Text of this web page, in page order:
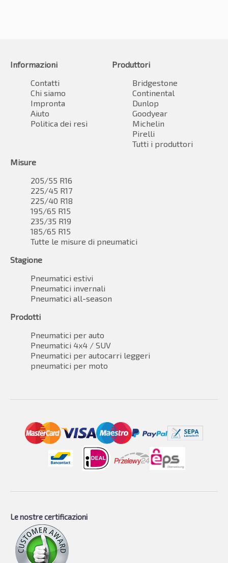
Informazioni
Contatti
Chi siamo
Impronta
Aiuto
Politica dei resi
Produttori
Bridgestone
Continental
Dunlop
Goodyear
Michelin
Pirelli
Tutti i produttori
Misure
205/55 R16
225/45 R17
225/40 R18
195/65 R15
235/35 R19
185/65 R15
Tutte le misure di pneumatici
Stagione
Pneumatici estivi
Pneumatici invernali
Pneumatici all-season
Prodotti
Pneumatici per auto
Pneumatici 4x4 / SUV
Pneumatici per autocarri leggeri
pneumatici per moto
Le nostre certificazioni